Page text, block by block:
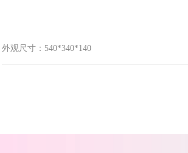
外观尺寸： 540*340*140